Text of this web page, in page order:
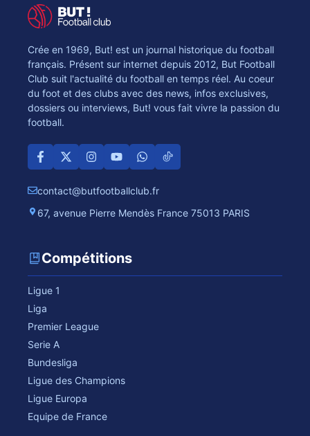
Crée en 1969, But! est un journal historique du football
français. Présent sur internet depuis 2012, But Football
Club suit l'actualité du football en temps réel. Au coeur
du foot et des clubs avec des news, infos exclusives,
dossiers ou interviews, But! vous fait vivre la passion du
football.
contact@butfootballclub.fr
67, avenue Pierre Mendès France 75013 PARIS
Compétitions
Ligue 1
Liga
Premier League
Serie A
Bundesliga
Ligue des Champions
Ligue Europa
Equipe de France